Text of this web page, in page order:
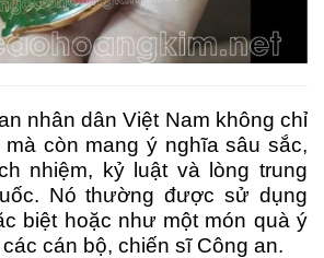
nhân dân Việt Nam không chỉ
mà còn mang ý nghĩa sâu sắc,
nhiệm, kỷ luật và lòng trung
Nó thường được sử dụng
biệt hoặc như một món quà ý
cán bộ, chiến sĩ Công an.